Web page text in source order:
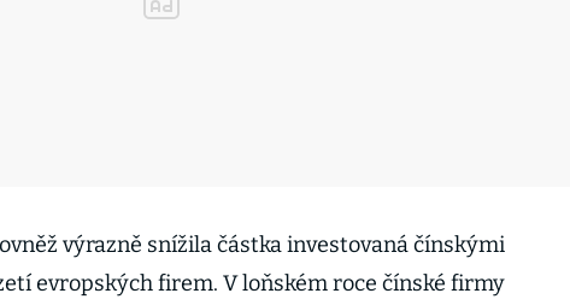
výrazně snížila částka investovaná čínskými
evropských firem. V loňském roce čínské firmy